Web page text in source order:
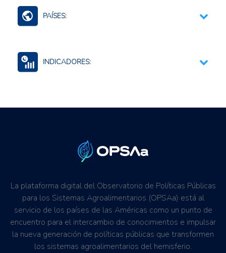
PAÍSES:
INDICADORES:
La plataforma digital del Observatorio de Políticas Públicas
para los Sistemas Agroalimentarios (OPSAa) está al
servicio de los países de las Américas como un punto de
encuentro para el intercambio de conocimientos e impulsar
la nueva generación de políticas públicas que transformen
los sistemas agroalimentarios del hemisferio.